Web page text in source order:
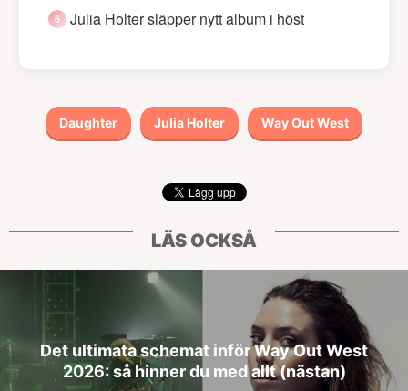
Julia Holter släpper nytt album i höst
Daughter Julia Holter Way Out West
LÄS OCKSÅ
Det ultimata schemat inför Way Out West
2026: så hinner du med allt (nästan)